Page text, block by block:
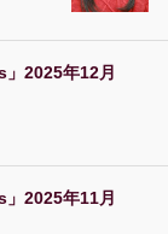
2025年12月
2025年11月